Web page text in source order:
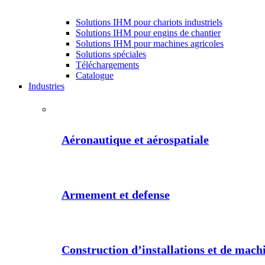
Solutions IHM pour chariots industriels
Solutions IHM pour engins de chantier
Solutions IHM pour machines agricoles
Solutions spéciales
Téléchargements
Catalogue
Industries
Aéronautique et aérospatiale
Armement et defense
Construction d’installations et de